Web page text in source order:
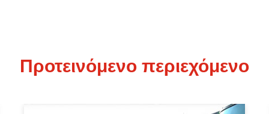
Προτεινόμενο περιεχόμενο